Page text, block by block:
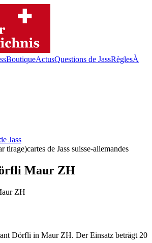
BoutiqueActusQuestions de JassRèglesÀ
Jass
tirage)cartes de Jass suisse-allemandes
Maur ZH
Dörfli in Maur ZH. Der Einsatz beträgt 20